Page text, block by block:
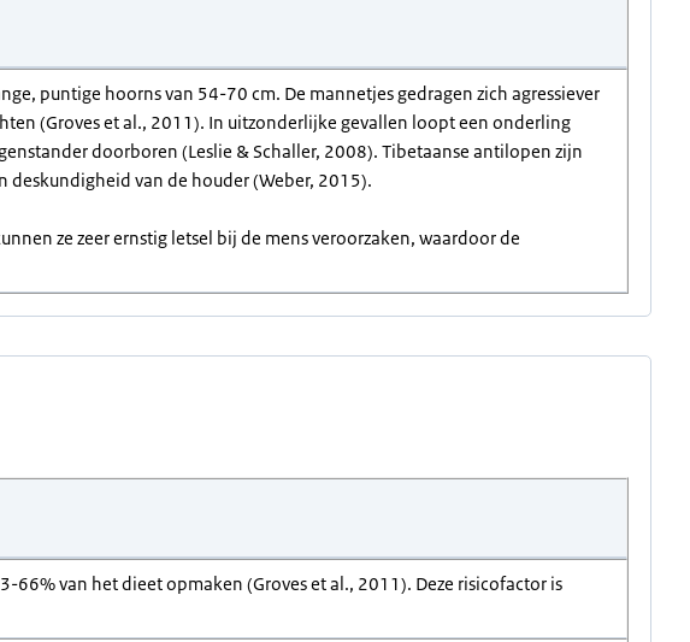
puntige hoorns van 54-70 cm. De mannetjes gedragen zich agressiever
(Groves et al., 2011). In uitzonderlijke gevallen loopt een onderling
doorboren (Leslie & Schaller, 2008). Tibetaanse antilopen zijn
van de houder (Weber, 2015).
ze zeer ernstig letsel bij de mens veroorzaken, waardoor de
66% van het dieet opmaken (Groves et al., 2011). Deze risicofactor is